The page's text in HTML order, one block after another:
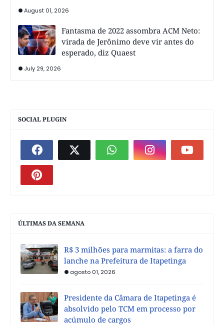
August 01, 2026
Fantasma de 2022 assombra ACM Neto:
virada de Jerônimo deve vir antes do
esperado, diz Quaest
July 29, 2026
SOCIAL PLUGIN
ÚLTIMAS DA SEMANA
R$ 3 milhões para marmitas: a farra do
lanche na Prefeitura de Itapetinga
agosto 01, 2026
Presidente da Câmara de Itapetinga é
absolvido pelo TCM em processo por
acúmulo de cargos